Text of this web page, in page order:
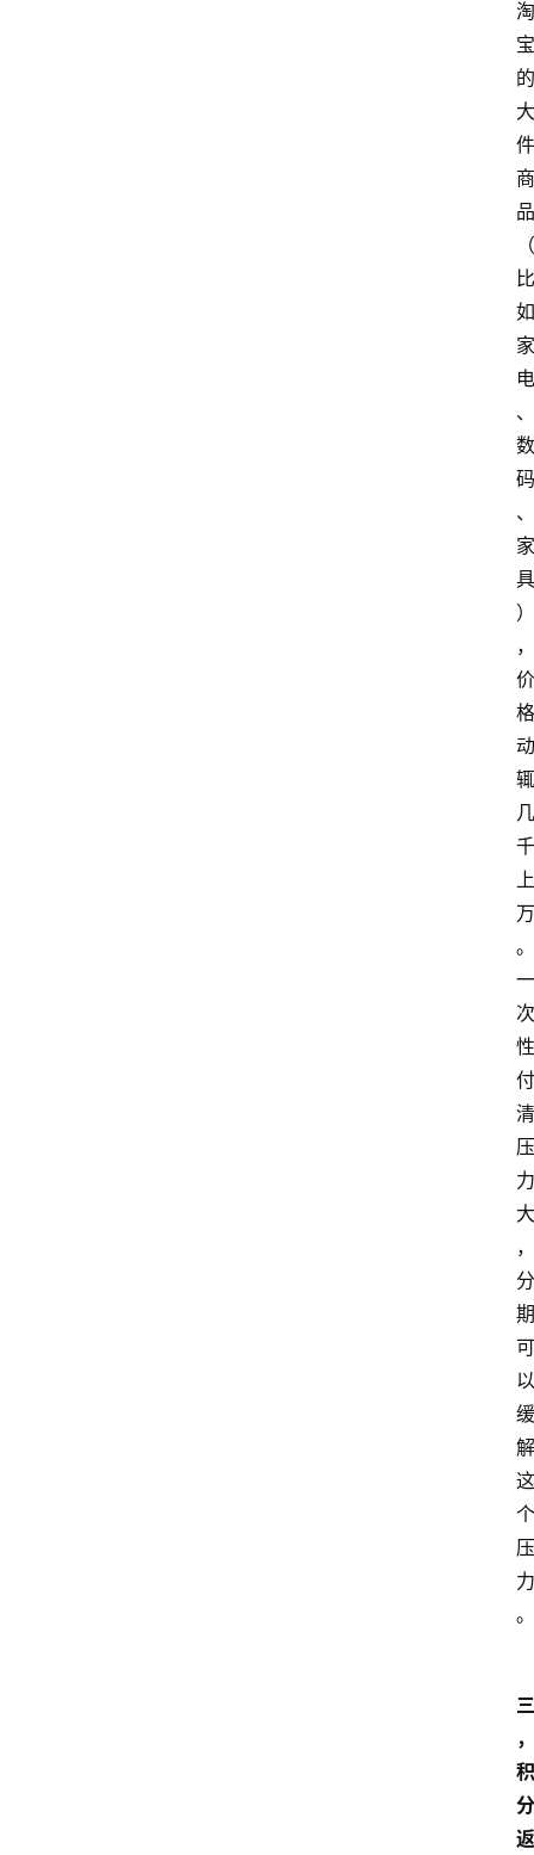
淘
宝
的
大
件
商
品
（
比
如
家
电
、
数
码
、
家
具
）
，
价
格
动
辄
几
千
上
万
。
一
次
性
付
清
压
力
大
，
分
期
可
以
缓
解
这
个
压
力
。
三
，
积
分
返